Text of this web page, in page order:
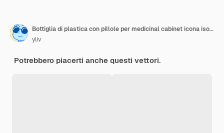
Bottiglia di plastica con pillole per medicinal cabinet icona isometrica
yliv
Potrebbero piacerti anche questi vettori.